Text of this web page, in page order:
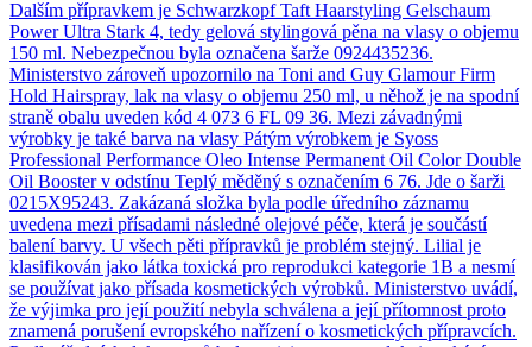
Dalším přípravkem je Schwarzkopf Taft Haarstyling Gelschaum
Power Ultra Stark 4, tedy gelová stylingová pěna na vlasy o objemu
150 ml. Nebezpečnou byla označena šarže 0924435236.
Ministerstvo zároveň upozornilo na Toni and Guy Glamour Firm
Hold Hairspray, lak na vlasy o objemu 250 ml, u něhož je na spodní
straně obalu uveden kód 4 073 6 FL 09 36. Mezi závadnými
výrobky je také barva na vlasy Pátým výrobkem je Syoss
Professional Performance Oleo Intense Permanent Oil Color Double
Oil Booster v odstínu Teplý měděný s označením 6 76. Jde o šarži
0215X95243. Zakázaná složka byla podle úředního záznamu
uvedena mezi přísadami následné olejové péče, která je součástí
balení barvy. U všech pěti přípravků je problém stejný. Lilial je
klasifikován jako látka toxická pro reprodukci kategorie 1B a nesmí
se používat jako přísada kosmetických výrobků. Ministerstvo uvádí,
že výjimka pro její použití nebyla schválena a její přítomnost proto
znamená porušení evropského nařízení o kosmetických přípravcích.